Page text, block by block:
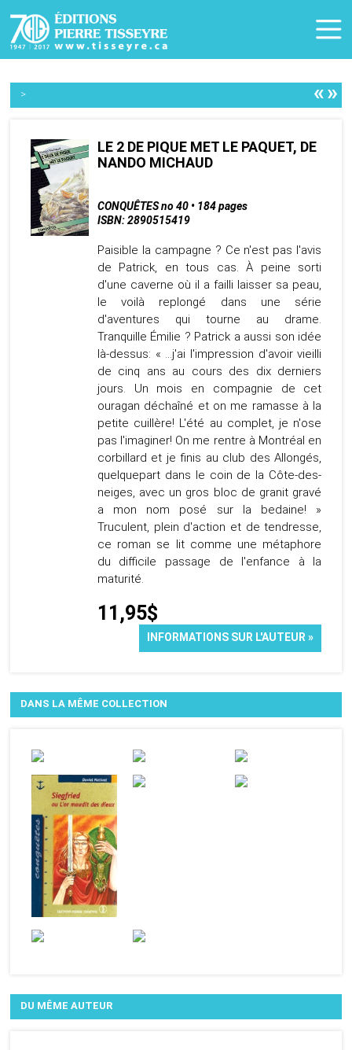
> «»
LE 2 DE PIQUE MET LE PAQUET, DE
NANDO MICHAUD
CONQUÊTES no 40 • 184 pages
ISBN: 2890515419
Paisible la campagne ? Ce n'est pas l'avis
de Patrick, en tous cas. À peine sorti
d'une caverne où il a failli laisser sa peau,
le voilà replongé dans une série
d'aventures qui tourne au drame.
Tranquille Émilie ? Patrick a aussi son idée
là-dessus: « ...j'ai l'impression d'avoir vieilli
de cinq ans au cours des dix derniers
jours. Un mois en compagnie de cet
ouragan déchaîné et on me ramasse à la
petite cuillère! L'été au complet, je n'ose
pas l'imaginer! On me rentre à Montréal en
corbillard et je finis au club des Allongés,
quelquepart dans le coin de la Côte-des-
neiges, avec un gros bloc de granit gravé
a mon nom posé sur la bedaine! »
Truculent, plein d'action et de tendresse,
ce roman se lit comme une métaphore
du difficile passage de l'enfance à la
maturité.
11,95$
INFORMATIONS SUR L'AUTEUR »
DANS LA MÊME COLLECTION
DU MÊME AUTEUR